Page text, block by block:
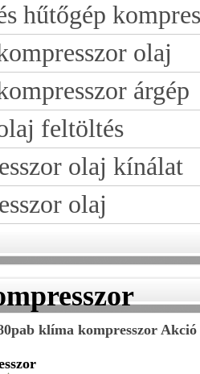
hűtőgép
olaj
árgép
feltöltés
olaj kínálat
olaj
klíma kompresszor Akció